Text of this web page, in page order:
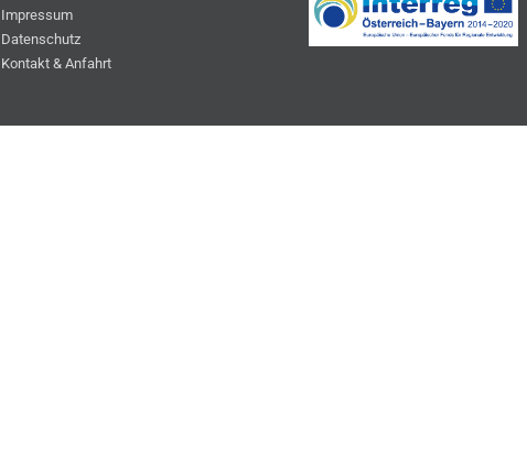
Impressum
Datenschutz
Kontakt & Anfahrt